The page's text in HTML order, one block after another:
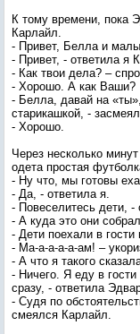
К тому времени, пока
Карлайл.
- Привет, Белла и
- Привет, - ответила я
- Как твои дела? –
- Хорошо. А как Ваши?
- Белла, давай на
старикашкой, -
- Хорошо.
Через несколько
одета простая
- Ну что, мы готовы
- Да, - ответила я.
- Повеселитесь дети, -
- А куда это они
- Дети поехали в
- Ма-а-а-а-а-ам! –
- А что я такого
- Ничего. Я еду в
сразу, - ответила
- Судя по
смеялся Карлайл.